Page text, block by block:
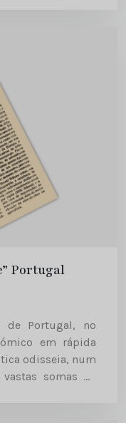
Portugal
de Portugal, no
em rápida
odisseia, num
somas da